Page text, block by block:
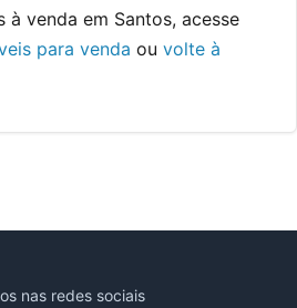
à venda em Santos, acesse
para venda ou volte à
nas redes sociais